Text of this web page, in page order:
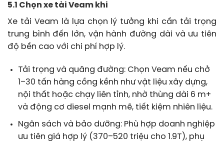
5.1 Chọn xe tải Veam khi
Xe tải Veam là lựa chọn lý tưởng khi cần tải trọng
trung bình đến lớn, vận hành đường dài và ưu tiên
độ bền cao với chi phí hợp lý.
Tải trọng và quãng đường: Chọn Veam nếu chở
1–30 tấn hàng cồng kềnh như vật liệu xây dựng,
nội thất hoặc chạy liên tỉnh, nhờ thùng dài 6 m+
và động cơ diesel mạnh mẽ, tiết kiệm nhiên liệu.
Ngân sách và bảo dưỡng: Phù hợp doanh nghiệp
ưu tiên giá hợp lý (370–520 triệu cho 1.9T), phụ